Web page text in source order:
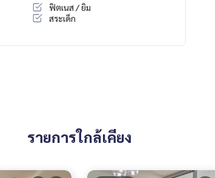
ฟิตเนส / ยิม
สระเด็ก
รายการใกล้เคียง